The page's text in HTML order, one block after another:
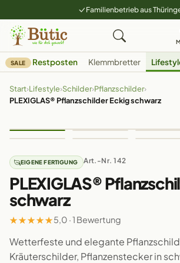
Familienbetrieb aus
SALE Restposten Klemmbretter
Start›Lifestyle›Schilder›Pflanzschilder›
PLEXIGLAS® Pflanzschilder Eckig schwarz
EIGENE FERTIGUNG Art.-Nr. 142
PLEXIGLAS®
schwarz
★★★★★5,0 · 1 Bewertung
Wetterfeste und elegante
Kräuterschilder, Pflanzenstecker in